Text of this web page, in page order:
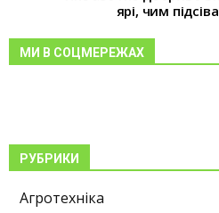
ярі, чим
МИ В СОЦМЕРЕЖАХ
РУБРИКИ
Агротехніка